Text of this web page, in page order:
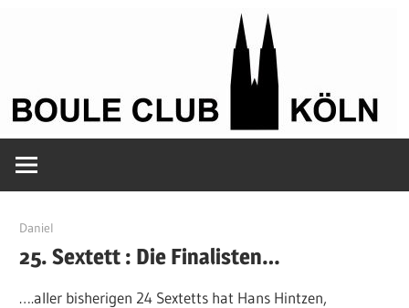
Köln
Petanque
Kölle
16. Mai 2013
Daniel
25. Sextett : Die Finalisten…
….aller bisherigen 24 Sextetts hat Hans Hintzen,